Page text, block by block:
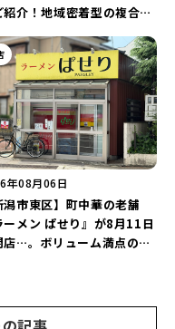
紹介！地域密着型の複合施
大新潟のサマーフェスタ
」がおすすめ♪
年08月06日
潟市東区】町中華の老舗
ーメン ぱせり』が8月11日
店…。ボリューム満点の名